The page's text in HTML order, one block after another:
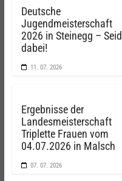
Deutsche
Jugendmeisterschaft
2026 in Steinegg – Seid
dabei!
11. 07. 2026
Ergebnisse der
Landesmeisterschaft
Triplette Frauen vom
04.07.2026 in Malsch
07. 07. 2026